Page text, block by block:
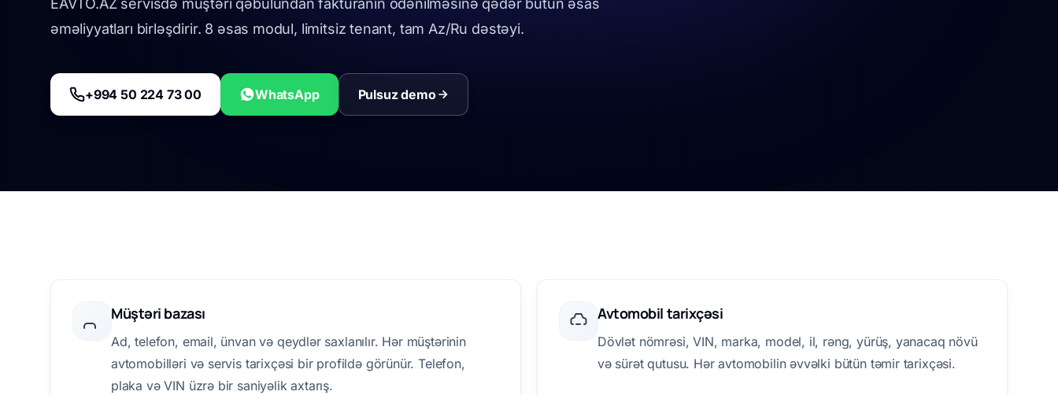
EAVTO.AZ servisdə müştəri qəbulundan fakturanın ödənilməsinə qədər bütün əsas
əməliyyatları birləşdirir. 8 əsas modul, limitsiz tenant, tam Az/Ru dəstəyi.
+994 50 224 73 00 WhatsApp Pulsuz demo
Müştəri bazası
Ad, telefon, email, ünvan və qeydlər saxlanılır. Hər müştərinin
avtomobilləri və servis tarixçəsi bir profildə görünür. Telefon,
plaka və VIN üzrə bir saniyəlik axtarış.
Avtomobil tarixçəsi
Dövlət nömrəsi, VIN, marka, model, il, rəng, yürüş, yanacaq növü
və sürət qutusu. Hər avtomobilin əvvəlki bütün təmir tarixçəsi.